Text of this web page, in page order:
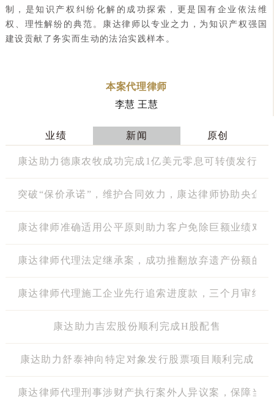
制，是知识产权纠纷化解的成功探索，更是国有企业依法维
权、理性解纷的典范。康达律师以专业之力，为知识产权强国
建设贡献了务实而生动的法治实践样本。
本案代理律师
李慧 王慧
业绩 新闻 原创
康达助力德康农牧成功完成1亿美元零息可转债发行
突破“保价承诺”，维护合同效力，康达律师协助央企
康达律师准确适用公平原则助力客户免除巨额业绩对
康达律师代理法定继承案，成功推翻放弃遗产份额的
康达律师代理施工企业先行追索进度款，三个月审结
康达助力吉宏股份顺利完成H股配售
康达助力舒泰神向特定对象发行股票项目顺利完成
康达律师代理刑事涉财产执行案外人异议案，保障当